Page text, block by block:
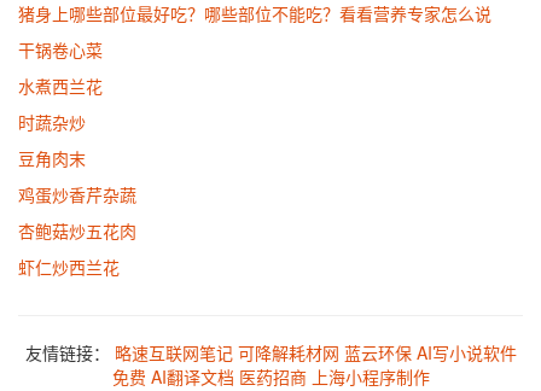
猪身上哪些部位最好吃？哪些部位不能吃？看看营养专家怎么说
干锅卷心菜
水煮西兰花
时蔬杂炒
豆角肉末
鸡蛋炒香芹杂蔬
杏鲍菇炒五花肉
虾仁炒西兰花
友情链接： 略速互联网笔记 可降解耗材网 蓝云环保 AI写小说软件
免费 AI翻译文档 医药招商 上海小程序制作